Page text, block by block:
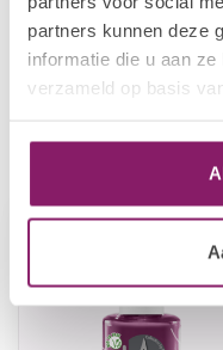
partners kunnen deze
informatie die u aan
verzameld op basis
I.AM
UV Blocker
Niet op voorraad
Recent bekeken